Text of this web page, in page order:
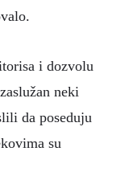
i dozvolu
neki
da poseduju
su